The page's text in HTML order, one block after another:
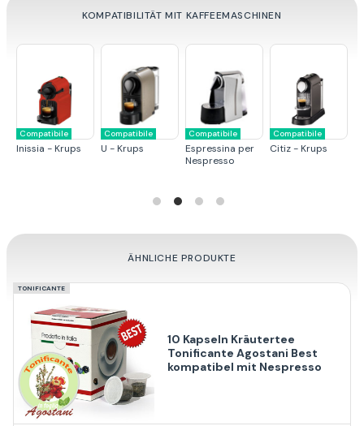
KOMPATIBILITÄT MIT KAFFEEMASCHINEN
Compatibile
Inissia - Krups
Compatibile
U - Krups
Compatibile
Espressina per
Nespresso
Compatibile
Citiz - Krups
ÄHNLICHE PRODUKTE
TONIFICANTE
10 Kapseln Kräutertee
Tonificante Agostani Best
kompatibel mit Nespresso